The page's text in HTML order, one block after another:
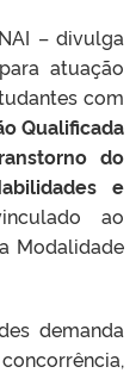
– divulga
atuação
com
Qualificada
do
e
ao
Modalidade
demanda